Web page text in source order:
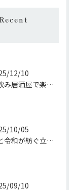
Recent
12/10
立ち飲み居酒屋で楽しむ昭和の懐かし空間と多彩なお酒
10/05
昭和と令和が紡ぐ立ち飲みの味わい
09/10